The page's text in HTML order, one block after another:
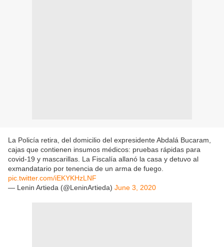
La Policía retira, del domicilio del expresidente Abdalá Bucaram,
cajas que contienen insumos médicos: pruebas rápidas para
covid-19 y mascarillas. La Fiscalía allanó la casa y detuvo al
exmandatario por tenencia de un arma de fuego.
pic.twitter.com/iEKYKHzLNF
— Lenin Artieda (@LeninArtieda) June 3, 2020